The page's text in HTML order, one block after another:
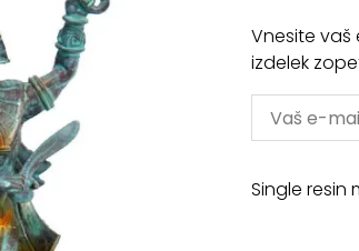
Vnesite
izdelek
Single resin